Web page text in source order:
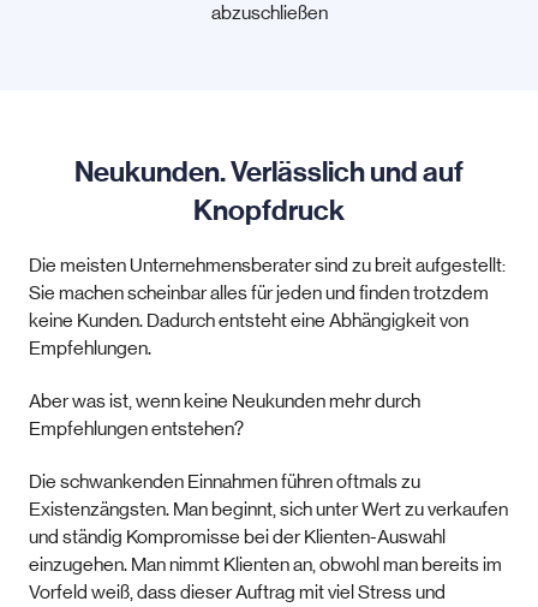
abzuschließen
Neukunden. Verlässlich und auf
Knopfdruck
Die meisten Unternehmensberater sind zu breit aufgestellt:
Sie machen scheinbar alles für jeden und finden trotzdem
keine Kunden. Dadurch entsteht eine Abhängigkeit von
Empfehlungen.
Aber was ist, wenn keine Neukunden mehr durch
Empfehlungen entstehen?
Die schwankenden Einnahmen führen oftmals zu
Existenzängsten. Man beginnt, sich unter Wert zu verkaufen
und ständig Kompromisse bei der Klienten-Auswahl
einzugehen. Man nimmt Klienten an, obwohl man bereits im
Vorfeld weiß, dass dieser Auftrag mit viel Stress und